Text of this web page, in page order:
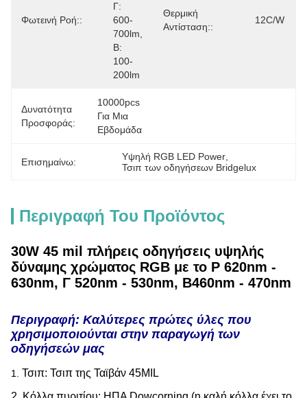
Φωτεινή Ροή::
Γ:
600-
700lm,
Β:
100-
200lm
Θερμική
Αντίσταση::
12C/W
Δυνατότητα
Προσφοράς:
10000pcs
Για Μια
Εβδομάδα
Επισημαίνω: Υψηλή RGB LED Power
Τσιπ των οδηγήσεων Bridgelux
Περιγραφή Του Προϊόντος
30W 45 mil πλήρεις οδηγήσεις υψηλής
δύναμης χρώματος RGB με το Ρ 620nm -
630nm, Γ 520nm - 530nm, B460nm - 470nm
Περιγραφή: Καλύτερες πρώτες ύλες που
χρησιμοποιούνται στην παραγωγή των
οδηγήσεών μας
1. Τσιπ: Τσιπ της Ταϊβάν 45MIL